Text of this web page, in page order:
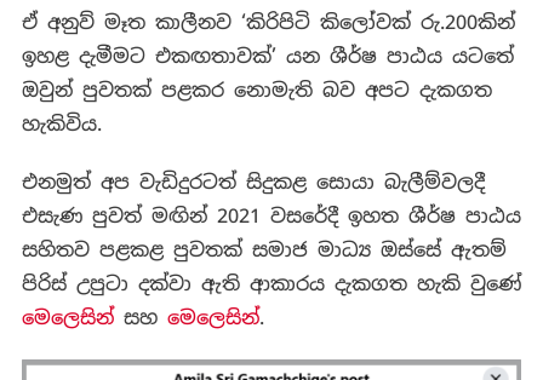
ඒ අනුව් මෑත කාලීනව ‘කිරිපිටි කිලෝවක් රු.200කින්
ඉහළ දැමීමට එකඟතාවක්’ යන ශීර්ෂ පාඨය යටතේ
ඔවුන් පුවතක් පළකර නොමැති බව අපට දැකගත
හැකිවිය.
එනමුත් අප වැඩිදුරටත් සිදුකළ සොයා බැලීම්වලදී
එසැණ පුවත් මඟින් 2021 වසරේදී ඉහත ශීර්ෂ පාඨය
සහිතව පළකළ පුවතක් සමාජ මාධ්‍ය ඔස්සේ ඇතම්
පිරිස් උපුටා දක්වා ඇති ආකාරය දැකගත හැකි වුණේ
මෙලෙසින්සහ මෙලෙසින්.